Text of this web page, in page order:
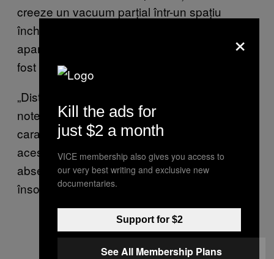
creeze un vacuum parțial într-un spațiu
închis, cum ar fi un buncăr sau un
apartament, și ucide ocupanții care altfel ar fi
fost protejați de explozie.
„Distrug și plămânii, odată cu clădirile”,
notează Perkins. Pe lângă rănile
caracteristice lăsate pe cadavrele victimelor,
aceste bombe mai sunt caracterizate prin
absența unor cratere mari de explozie care
însoțesc explozibilii convenționali.
×
Kill the ads for
just $2 a month
VICE membership also gives you access to
our very best writing and exclusive new
documentaries.
Support for $2
See All Membership Plans